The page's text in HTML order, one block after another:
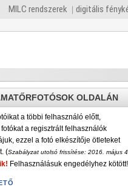
MILC rendszerek digitális
OLDALÁN
a többi felhasználó előtt,
a regisztrált felhasználók
ezzel a fotó elkészítője ötleteket
(Szabályzat utolsó frissítése: 2016. május 4.
Felhasználásuk engedélyhez kötött!